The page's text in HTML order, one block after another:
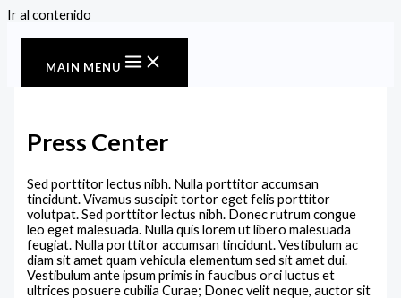
Ir al contenido
MAIN MENU
Press Center
Sed porttitor lectus nibh. Nulla porttitor accumsan
tincidunt. Vivamus suscipit tortor eget felis porttitor
volutpat. Sed porttitor lectus nibh. Donec rutrum congue
leo eget malesuada. Nulla quis lorem ut libero malesuada
feugiat. Nulla porttitor accumsan tincidunt. Vestibulum ac
diam sit amet quam vehicula elementum sed sit amet dui.
Vestibulum ante ipsum primis in faucibus orci luctus et
ultrices posuere cubilia Curae; Donec velit neque, auctor sit